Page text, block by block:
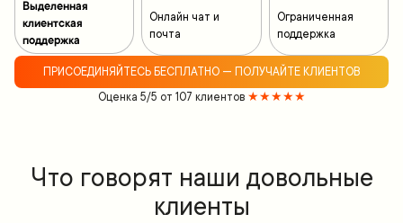
Выделенная
клиентская
поддержка
Онлайн чат и
почта
Ограниченная
поддержка
ПРИСОЕДИНЯЙТЕСЬ БЕСПЛАТНО — ПОЛУЧАЙТЕ КЛИЕНТОВ
Оценка 5/5 от 107 клиентов ★★★★★
Что говорят наши довольные
клиенты